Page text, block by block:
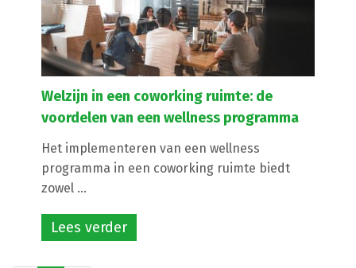
Welzijn in een coworking ruimte: de
voordelen van een wellness programma
Het implementeren van een wellness
programma in een coworking ruimte biedt
zowel ...
Lees verder